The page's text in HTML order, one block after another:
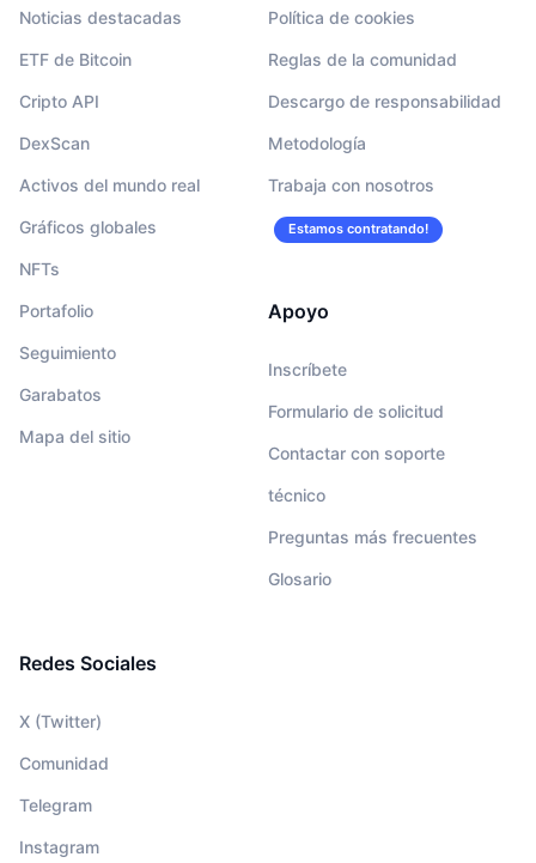
Noticias destacadas
ETF de Bitcoin
Cripto API
DexScan
Activos del mundo real
Gráficos globales
NFTs
Portafolio
Seguimiento
Garabatos
Mapa del sitio
Política de cookies
Reglas de la comunidad
Descargo de responsabilidad
Metodología
Trabaja con nosotros
Estamos contratando!
Apoyo
Inscríbete
Formulario de solicitud
Contactar con soporte
técnico
Preguntas más frecuentes
Glosario
Redes Sociales
X (Twitter)
Comunidad
Telegram
Instagram